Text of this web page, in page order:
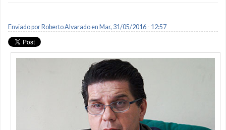
Enviado por Roberto Alvaradoen Mar, 31/05/2016 - 12:57